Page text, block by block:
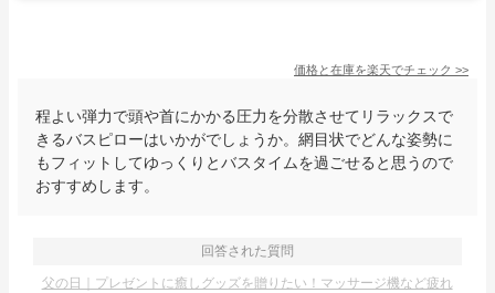
価格と在庫を楽天でチェック >>
程よい弾力で頭や首にかかる圧力を分散させてリラックスで
きるバスピローはいかがでしょうか。網目状でどんな姿勢に
もフィットしてゆっくりとバスタイムを過ごせると思うので
おすすめします。
回答された質問
父の日｜プレゼントに癒しグッズを贈りたい！マッサージ機など疲れ